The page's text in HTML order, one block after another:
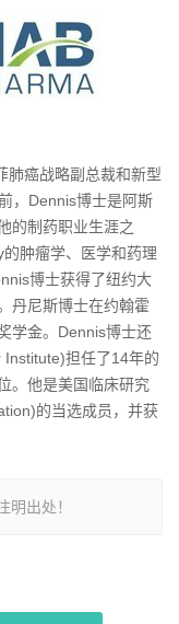
肺癌战略副总裁和新型
，Dennis博士是阿斯
的制药职业生涯之
肿瘤学、医学和药理
博士获得了纽约大
丹尼斯博士在约翰霍
学金。Dennis博士还
担任了14年的
。他是美国临床研究
的当选成员，并获
明出处！